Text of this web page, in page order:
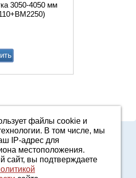
3050-4050 мм
8-800-7000-371
конфиденциальности
7000-371
файлы cookie и
В том числе, мы
IP-адрес для
местоположения.
сайт, вы подтверждаете